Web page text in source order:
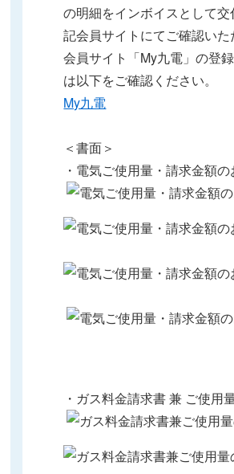
の明細をインボイスとして
記会員サイトにてご確認いた
会員サイト「My九電」の登
は以下をご確認ください。
My九電
＜書面＞
・電気ご使用量・請求金額
・ガス料金請求書 兼 ご使用